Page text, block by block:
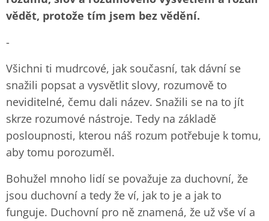
vědět, protože tím jsem bez vědění.
-
Všichni ti mudrcové, jak současní, tak dávní se
snažili popsat a vysvětlit slovy, rozumově to
neviditelné, čemu dali název. Snažili se na to jít
skrze rozumové nástroje. Tedy na základě
posloupnosti, kterou náš rozum potřebuje k tomu,
aby tomu porozuměl.
Bohužel mnoho lidí se považuje za duchovní, že
jsou duchovní a tedy že ví, jak to je a jak to
funguje. Duchovní pro ně znamená, že už vše ví a